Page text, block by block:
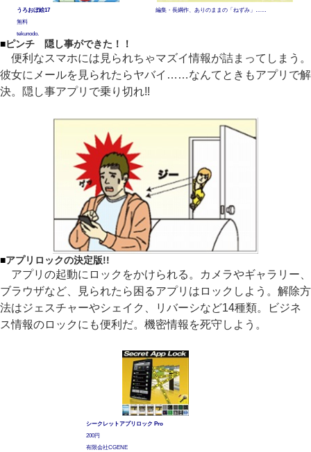
うろおぼ絵17
無料
tekunodo.
編集・長綱作、ありのままの「ねずみ」……
■ピンチ 隠し事ができた！！
便利なスマホには見られちゃマズイ情報が詰まってしまう。
彼女にメールを見られたらヤバイ……なんてときもアプリで解
決。隠し事アプリで乗り切れ!!
■アプリロックの決定版!!
アプリの起動にロックをかけられる。カメラやギャラリー、
ブラウザなど、見られたら困るアプリはロックしよう。解除方
法はジェスチャーやシェイク、リバーシなど14種類。ビジネ
ス情報のロックにも便利だ。機密情報を死守しよう。
シークレットアプリロック Pro
200円
有限会社CGENE